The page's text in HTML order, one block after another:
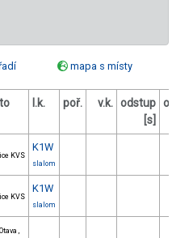
mapa s místy
l.k. poř. v.k. odstup
[s]
KVS
K1W
slalom
KVS
K1W
slalom
,